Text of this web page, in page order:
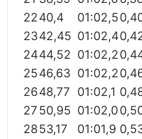
2240,4 01:02,5
2342,45 01:02,4
2444,52 01:02,2
2546,63 01:02,2
2648,77 01:02,1
27 50,95 01:02,0
2853,17 01:01,9